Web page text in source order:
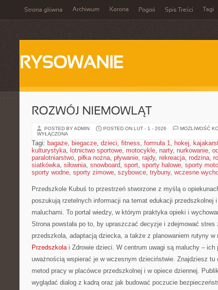
Strona główna Archiwum Korona Pogoń Spis Treści Tagi
RYSOWANIE
ROZWÓJ NIEMOWLĄT
POSTED BY ADMIN POSTED ON LUT - 1 - 2026
MOŻLIWOŚĆ
WYŁĄCZONA
Tagi: bagaże, biegacze, dzieci, fitness, formuła 1, hokej,
kulturystyka, lotnictwo sportowe, motocykle, narty, nurkowanie,
paralotniarstwo, piłka nożna, pływanie, rajdy, rekreacja, rodzina,
siatkówka, siłownia, snowboard, sport, sporty halowe, sporty
sporty wodne, sporty zimowe, szybowce, trybuny, wczesne
Przedszkole Kubuś to przestrzeń stworzone z myślą o
poszukują rzetelnych informacji na temat edukacji przedszkolnej
maluchami. To portal wiedzy, w którym praktyka opieki i
Strona powstała po to, by upraszczać decyzje i zdejmować stres
przedszkola, adaptacją dziecka, a także z planowaniem rutyny
Przedszkolai Zdrowie dzieci. W centrum uwagi są maluchy – ich
uważnością wspierać je w wczesnym dzieciństwie. Znajdziesz
metod pracy w placówce przedszkolnej i w opiece dziennej.
wyglądać dialog z kadrą oraz jak budować poczucie